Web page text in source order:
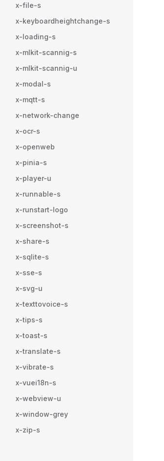
x-file-s
x-keyboardheightchange-s
x-loading-s
x-mlkit-scannig-s
x-mlkit-scannig-u
x-modal-s
x-mqtt-s
x-network-change
x-ocr-s
x-openweb
x-pinia-s
x-player-u
x-runnable-s
x-runstart-logo
x-screenshot-s
x-share-s
x-sqlite-s
x-sse-s
x-svg-u
x-texttovoice-s
x-tips-s
x-toast-s
x-translate-s
x-vibrate-s
x-vuei18n-s
x-webview-u
x-window-grey
x-zip-s